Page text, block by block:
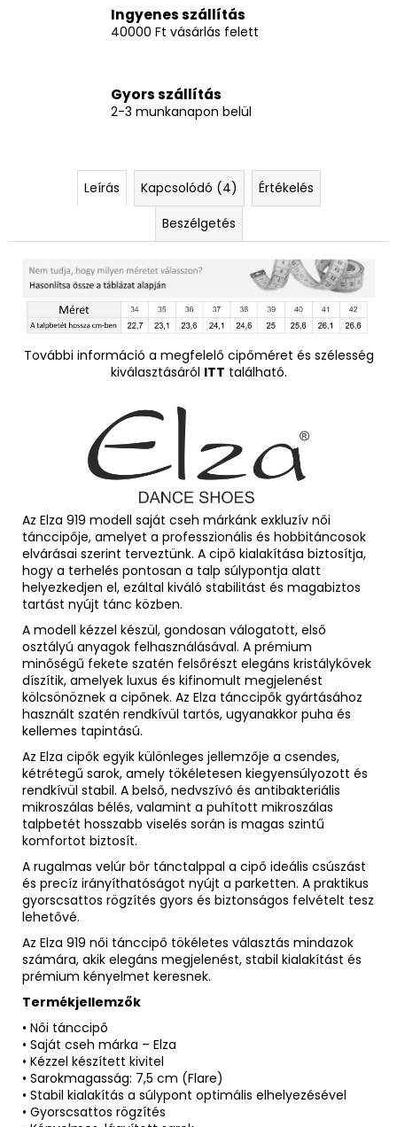
Ingyenes szállítás
40000 Ft vásárlás felett
Gyors szállítás
2-3 munkanapon belül
Leírás Kapcsolódó (4)
Értékelés
Beszélgetés
További információ a megfelelő cipőméret és szélesség
kiválasztásáról ITT található.
Az Elza 919 modell saját cseh márkánk exkluzív női
tánccipője, amelyet a professzionális és hobbitáncosok
elvárásai szerint terveztünk. A cipő kialakítása biztosítja,
hogy a terhelés pontosan a talp súlypontja alatt
helyezkedjen el, ezáltal kiváló stabilitást és magabiztos
tartást nyújt tánc közben.
A modell kézzel készül, gondosan válogatott, első
osztályú anyagok felhasználásával. A prémium
minőségű fekete szatén felsőrészt elegáns kristálykövek
díszítik, amelyek luxus és kifinomult megjelenést
kölcsönöznek a cipőnek. Az Elza tánccipők gyártásához
használt szatén rendkívül tartós, ugyanakkor puha és
kellemes tapintású.
Az Elza cipők egyik különleges jellemzője a csendes,
kétrétegű sarok, amely tökéletesen kiegyensúlyozott és
rendkívül stabil. A belső, nedvszívó és antibakteriális
mikroszálas bélés, valamint a puhított mikroszálas
talpbetét hosszabb viselés során is magas szintű
komfortot biztosít.
A rugalmas velúr bőr tánctalppal a cipő ideális csúszást
és precíz irányíthatóságot nyújt a parketten. A praktikus
gyorscsattos rögzítés gyors és biztonságos felvételt tesz
lehetővé.
Az Elza 919 női tánccipő tökéletes választás mindazok
számára, akik elegáns megjelenést, stabil kialakítást és
prémium kényelmet keresnek.
Termékjellemzők
• Női tánccipő
• Saját cseh márka – Elza
• Kézzel készített kivitel
• Sarokmagasság: 7,5 cm (Flare)
• Stabil kialakítás a súlypont optimális elhelyezésével
• Gyorscsattos rögzítés